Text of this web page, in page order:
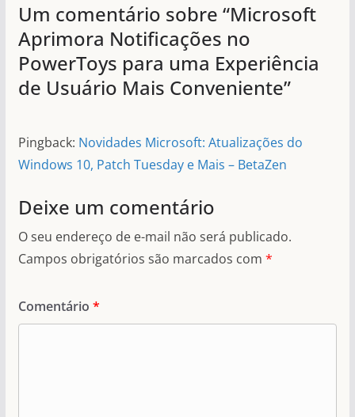
Um comentário sobre “Microsoft
Aprimora Notificações no
PowerToys para uma Experiência
de Usuário Mais Conveniente”
Pingback: Novidades Microsoft: Atualizações do
Windows 10, Patch Tuesday e Mais – BetaZen
Deixe um comentário
O seu endereço de e-mail não será publicado.
Campos obrigatórios são marcados com *
Comentário *